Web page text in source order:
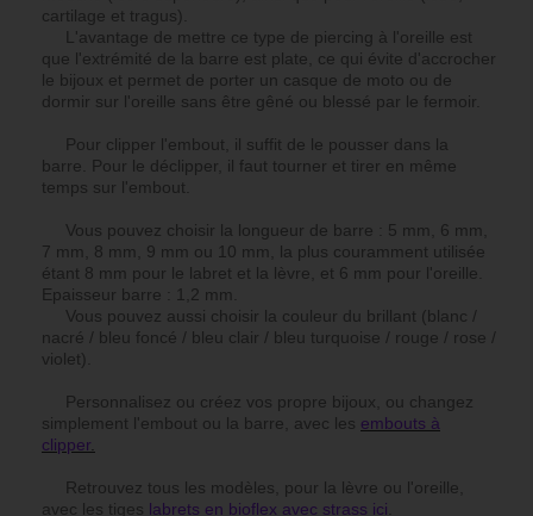
cartilage et tragus).
L'avantage de mettre ce type de piercing à l'oreille est
que l'extrémité de la barre est plate, ce qui évite d'accrocher
le bijoux et permet de porter un casque de moto ou de
dormir sur l'oreille sans être gêné ou blessé par le fermoir.
Pour clipper l'embout, il suffit de le pousser dans la
barre. Pour le déclipper, il faut tourner et tirer en même
temps sur l'embout.
Vous pouvez choisir la longueur de barre : 5 mm, 6 mm,
7 mm, 8 mm, 9 mm ou 10 mm, la plus couramment utilisée
étant 8 mm pour le labret et la lèvre, et 6 mm pour l'oreille.
Epaisseur barre : 1,2 mm.
Vous pouvez aussi choisir la couleur du brillant (blanc /
nacré / bleu foncé / bleu clair / bleu turquoise / rouge / rose /
violet).
Personnalisez ou créez vos propre bijoux, ou changez
simplement l'embout ou la barre, avec les embouts à
clipper
Retrouvez tous les modèles, pour la lèvre ou l'oreille,
avec les tiges labrets en bioflex avec strass ici